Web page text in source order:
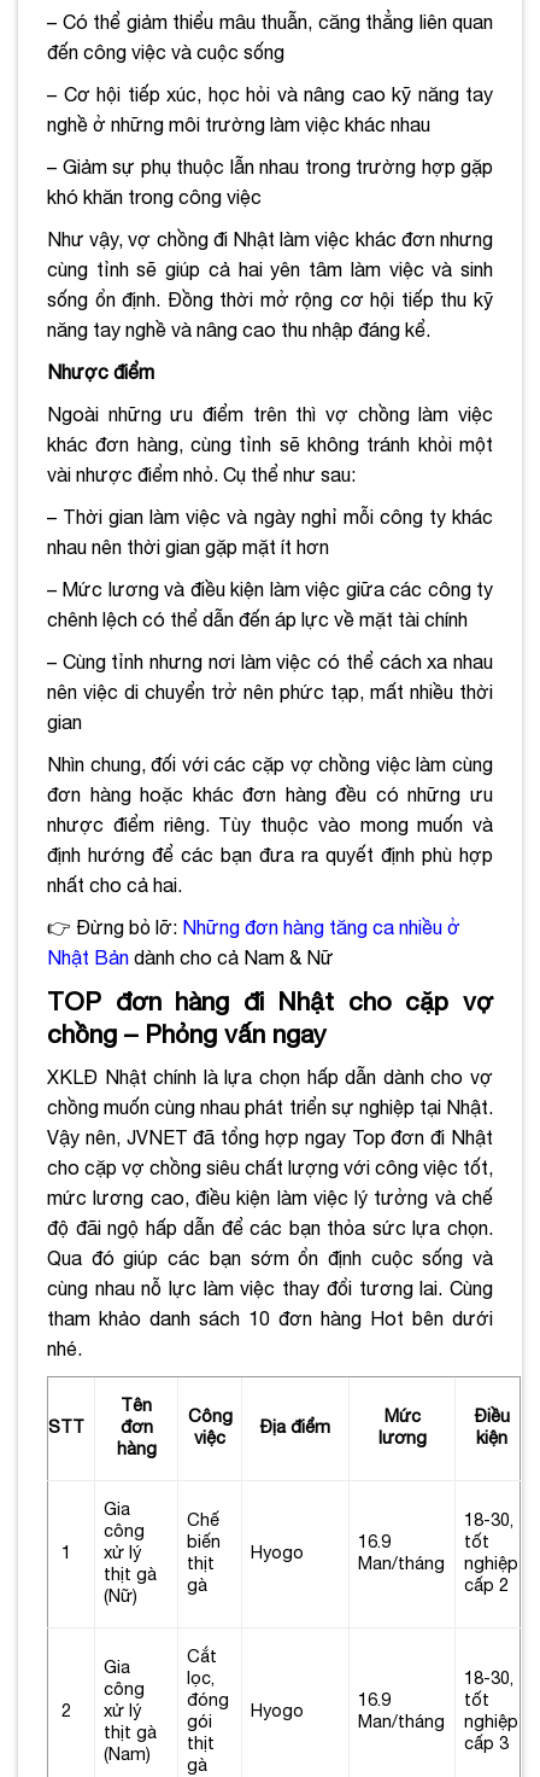
– Có thể giảm thiểu mâu thuẫn, căng thẳng liên quan
đến công việc và cuộc sống
– Cơ hội tiếp xúc, học hỏi và nâng cao kỹ năng tay
nghề ở những môi trường làm việc khác nhau
– Giảm sự phụ thuộc lẫn nhau trong trường hợp gặp
khó khăn trong công việc
Như vậy, vợ chồng đi Nhật làm việc khác đơn nhưng
cùng tỉnh sẽ giúp cả hai yên tâm làm việc và sinh
sống ổn định. Đồng thời mở rộng cơ hội tiếp thu kỹ
năng tay nghề và nâng cao thu nhập đáng kể.
Nhược điểm
Ngoài những ưu điểm trên thì vợ chồng làm việc
khác đơn hàng, cùng tỉnh sẽ không tránh khỏi một
vài nhược điểm nhỏ. Cụ thể như sau:
– Thời gian làm việc và ngày nghỉ mỗi công ty khác
nhau nên thời gian gặp mặt ít hơn
– Mức lương và điều kiện làm việc giữa các công ty
chênh lệch có thể dẫn đến áp lực về mặt tài chính
– Cùng tỉnh nhưng nơi làm việc có thể cách xa nhau
nên việc di chuyển trở nên phức tạp, mất nhiều thời
gian
Nhìn chung, đối với các cặp vợ chồng việc làm cùng
đơn hàng hoặc khác đơn hàng đều có những ưu
nhược điểm riêng. Tùy thuộc vào mong muốn và
định hướng để các bạn đưa ra quyết định phù hợp
nhất cho cả hai.
👉 Đừng bỏ lỡ: Những đơn hàng tăng ca nhiều ở
Nhật Bản dành cho cả Nam & Nữ
TOP đơn hàng đi Nhật cho cặp vợ
chồng – Phỏng vấn ngay
XKLĐ Nhật chính là lựa chọn hấp dẫn dành cho vợ
chồng muốn cùng nhau phát triển sự nghiệp tại Nhật.
Vậy nên, JVNET đã tổng hợp ngay Top đơn đi Nhật
cho cặp vợ chồng siêu chất lượng với công việc tốt,
mức lương cao, điều kiện làm việc lý tưởng và chế
độ đãi ngộ hấp dẫn để các bạn thỏa sức lựa chọn.
Qua đó giúp các bạn sớm ổn định cuộc sống và
cùng nhau nỗ lực làm việc thay đổi tương lai. Cùng
tham khảo danh sách 10 đơn hàng Hot bên dưới
nhé.
STT
Tên
đơn
hàng
Công
việc
Địa điểm
Mức
lương
Điều
kiện
1
Gia
công
xử lý
thịt gà
(Nữ)
Chế
biến
thịt
gà
Hyogo
16.9
Man/tháng
18-30,
tốt
nghiệp
cấp 2
2
Gia
công
xử lý
thịt gà
(Nam)
Cắt
lọc,
đóng
gói
thịt
gà
Hyogo
16.9
Man/tháng
18-30,
tốt
nghiệp
cấp 3